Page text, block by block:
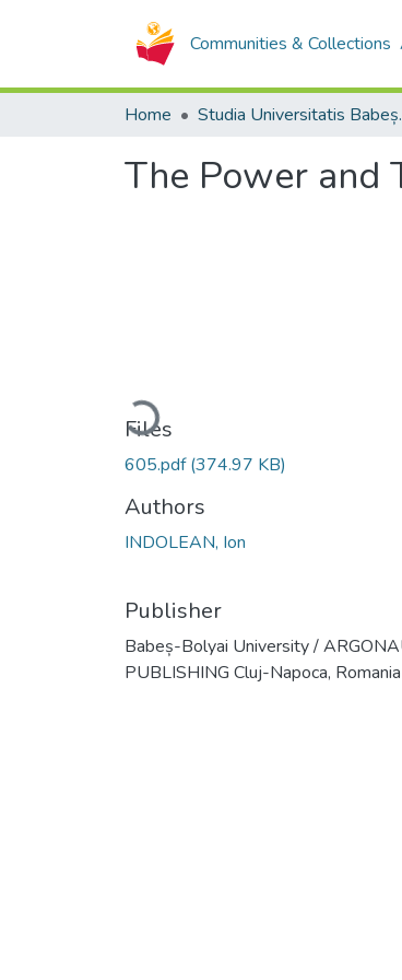
Communities & Collections
Home Studia
The Power and
Loading...
Files
605.pdf(374.97 KB)
Authors
INDOLEAN, Ion
Publisher
Babeș-Bolyai University /
PUBLISHING Cluj-Napoca, Romania